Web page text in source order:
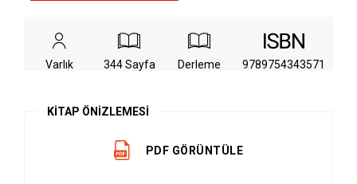
Varlık 344 Sayfa Derleme 9789754343571
KİTAP ÖNİZLEMESİ
PDF GÖRÜNTÜLE